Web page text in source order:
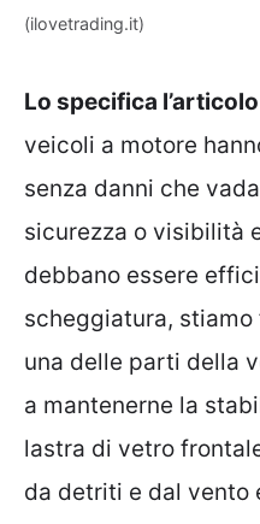
(ilovetrading.it)
Lo specifica
veicoli a motore
senza danni che
sicurezza o visibilità
debbano essere
scheggiatura,
una delle parti della
a mantenerne la
lastra di vetro
da detriti e dal vento